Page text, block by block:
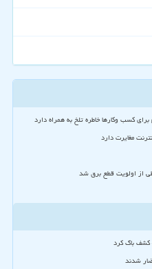
کسب وکارها خاطره تلخ به همراه دارد
مغایرت دارد
از اولویت قطع برق شد
کشف باگ کرد
شدند